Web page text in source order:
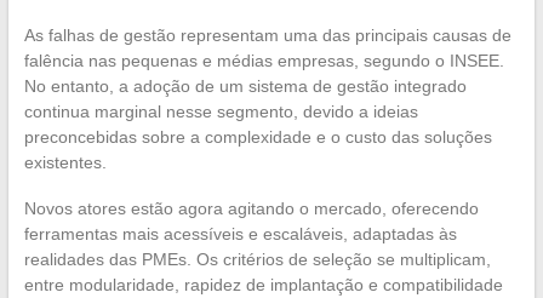
As falhas de gestão representam uma das principais causas de
falência nas pequenas e médias empresas, segundo o INSEE.
No entanto, a adoção de um sistema de gestão integrado
continua marginal nesse segmento, devido a ideias
preconcebidas sobre a complexidade e o custo das soluções
existentes.
Novos atores estão agora agitando o mercado, oferecendo
ferramentas mais acessíveis e escaláveis, adaptadas às
realidades das PMEs. Os critérios de seleção se multiplicam,
entre modularidade, rapidez de implantação e compatibilidade